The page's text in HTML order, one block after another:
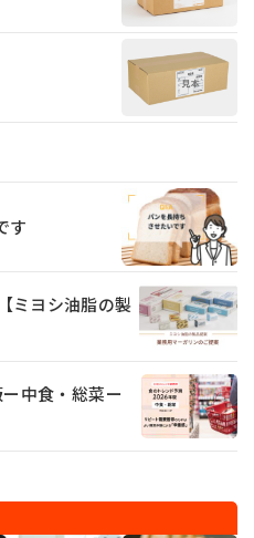
す
ミヨシ油脂の製
中食・総菜ー